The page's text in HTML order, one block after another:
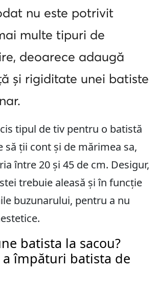
nu este potrivit
multe tipuri de
deoarece adaugă
și rigiditate unei batiste
tipul de tiv pentru o batistă
să ții cont și de mărimea sa,
între 20 și 45 de cm. Desigur,
trebuie aleasă și în funcție
buzunarului, pentru a nu
batista la sacou?
împături batista de